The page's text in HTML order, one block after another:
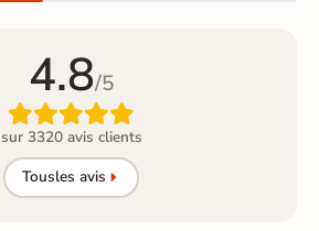
4.8/5

sur 3320 avis clients
Tousles avis